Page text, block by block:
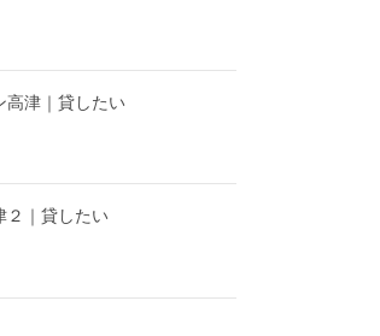
高津｜貸したい
２｜貸したい